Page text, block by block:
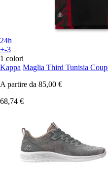
24h
+-3
1 colori
Kappa Maglia Third Tunisia
A partire da 85,00 €
68,74 €